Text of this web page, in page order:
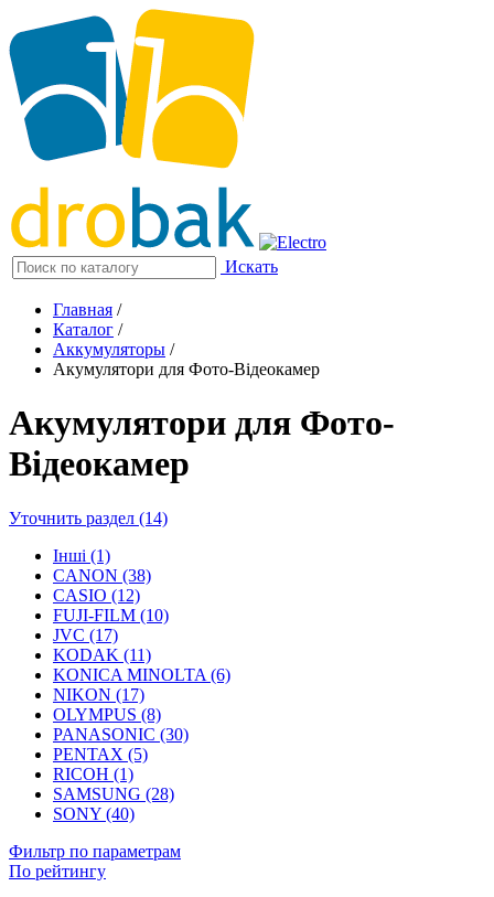
Искать
Главная /
Каталог /
Аккумуляторы /
Акумулятори для Фото-Відеокамер
Акумулятори для Фото-
Відеокамер
Уточнить раздел (14)
Інші (1)
CANON (38)
CASIO (12)
FUJI-FILM (10)
JVC (17)
KODAK (11)
KONICA MINOLTA (6)
NIKON (17)
OLYMPUS (8)
PANASONIC (30)
PENTAX (5)
RICOH (1)
SAMSUNG (28)
SONY (40)
Фильтр по параметрам
По рейтингу